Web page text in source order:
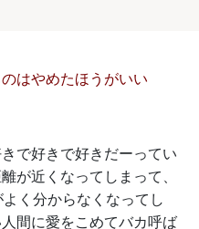
はやめたほうがいい
で好きで好きだーってい
が近くなってしまって、
く分からなくなってし
間に愛をこめてバカ呼ば